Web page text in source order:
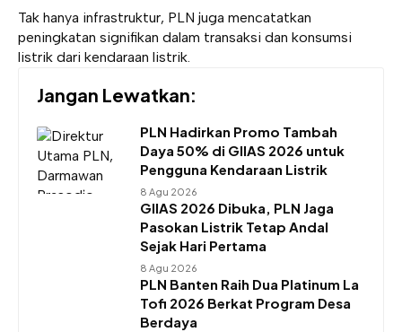
Tak hanya infrastruktur, PLN juga mencatatkan
peningkatan signifikan dalam transaksi dan konsumsi
listrik dari kendaraan listrik.
Jangan Lewatkan:
PLN Hadirkan Promo Tambah
Daya 50% di GIIAS 2026 untuk
Pengguna Kendaraan Listrik
8 Agu 2026
GIIAS 2026 Dibuka, PLN Jaga
Pasokan Listrik Tetap Andal
Sejak Hari Pertama
8 Agu 2026
PLN Banten Raih Dua Platinum La
Tofi 2026 Berkat Program Desa
Berdaya